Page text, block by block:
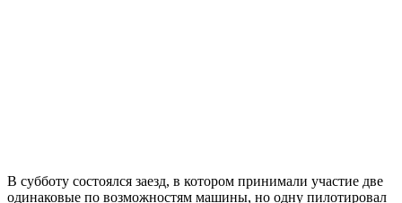
В субботу состоялся заезд, в котором принимали участие две
одинаковые по возможностям машины, но одну пилотировал